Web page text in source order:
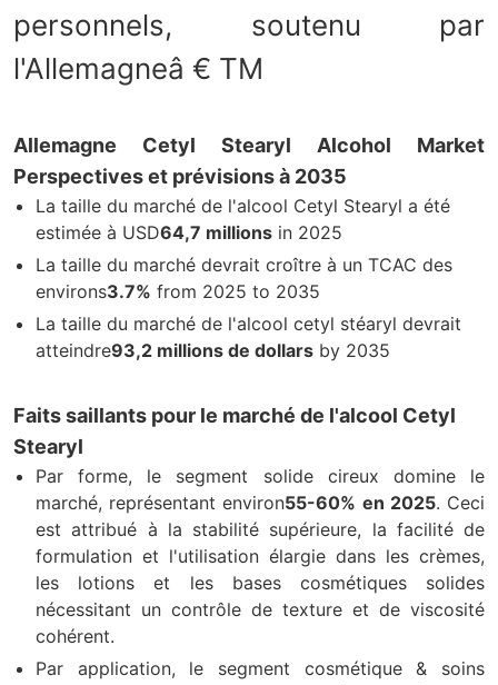
personnels, soutenu par
l'Allemagneâ € TM
Allemagne Cetyl Stearyl Alcohol Market
Perspectives et prévisions à 2035
La taille du marché de l'alcool Cetyl Stearyl a été
estimée à USD64,7 millions in 2025
La taille du marché devrait croître à un TCAC des
environs3.7% from 2025 to 2035
La taille du marché de l'alcool cetyl stéaryl devrait
atteindre93,2 millions de dollars by 2035
Faits saillants pour le marché de l'alcool Cetyl
Stearyl
Par forme, le segment solide cireux domine le
marché, représentant environ55-60% en 2025. Ceci
est attribué à la stabilité supérieure, la facilité de
formulation et l'utilisation élargie dans les crèmes,
les lotions et les bases cosmétiques solides
nécessitant un contrôle de texture et de viscosité
cohérent.
Par application, le segment cosmétique & soins